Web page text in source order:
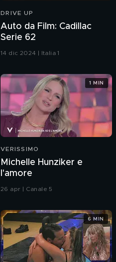
DRIVE UP
Auto da Film: Cadillac
Serie 62
14 dic 2024 | Italia 1
VERISSIMO
Michelle Hunziker e
l'amore
26 apr | Canale 5
1 MIN
6 MIN